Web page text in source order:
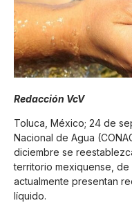
Redacción VcV
Toluca, México; 24 de
Nacional de Agua
diciembre se
territorio mexiquense, de
actualmente presentan
líquido.